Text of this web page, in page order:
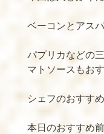
ベーコンとアス
パプリカなどの
マトソースもお
シェフのおすす
本日のおすすめ